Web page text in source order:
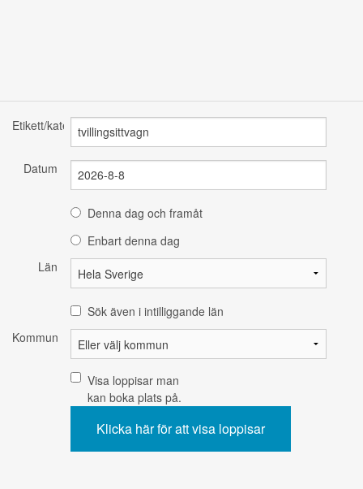
Etikett/kategori
Datum
Denna dag och framåt
Enbart denna dag
Län
Sök även i intilliggande län
Kommun
Visa loppisar man
kan boka plats på.